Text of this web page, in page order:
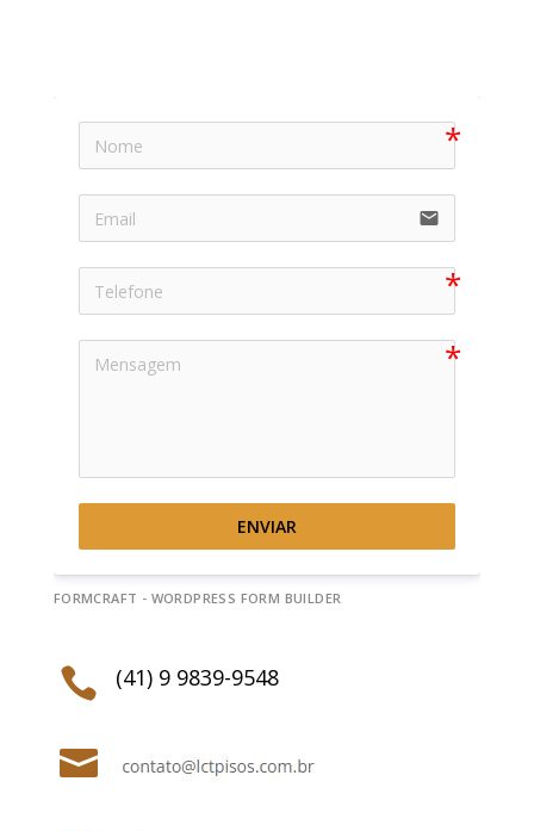
email
ENVIAR
FORMCRAFT - WORDPRESS FORM BUILDER
 (41) 9 9839-9548
